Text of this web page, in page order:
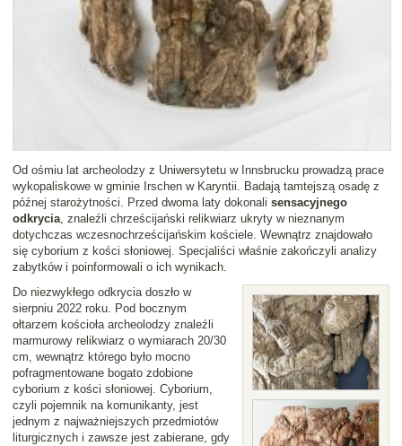
Od ośmiu lat archeolodzy z Uniwersytetu w Innsbrucku prowadzą prace
wykopaliskowe w gminie Irschen w Karyntii. Badają tamtejszą osadę z
późnej starożytności. Przed dwoma laty dokonali sensacyjnego
odkrycia, znaleźli chrześcijański relikwiarz ukryty w nieznanym
dotychczas wczesnochrześcijańskim kościele. Wewnątrz znajdowało
się cyborium z kości słoniowej. Specjaliści właśnie zakończyli analizy
zabytków i poinformowali o ich wynikach.
Do niezwykłego odkrycia doszło w
sierpniu 2022 roku. Pod bocznym
ołtarzem kościoła archeolodzy znaleźli
marmurowy relikwiarz o wymiarach 20/30
cm, wewnątrz którego było mocno
pofragmentowane bogato zdobione
cyborium z kości słoniowej. Cyborium,
czyli pojemnik na komunikanty, jest
jednym z najważniejszych przedmiotów
liturgicznych i zawsze jest zabierane, gdy